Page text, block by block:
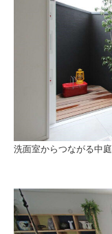
洗面室からつながる中庭